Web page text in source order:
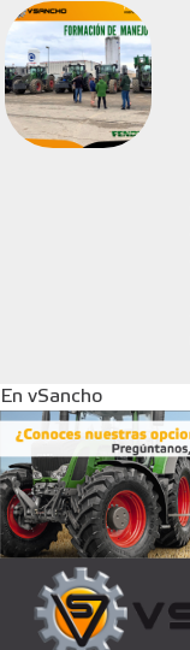
En vSancho